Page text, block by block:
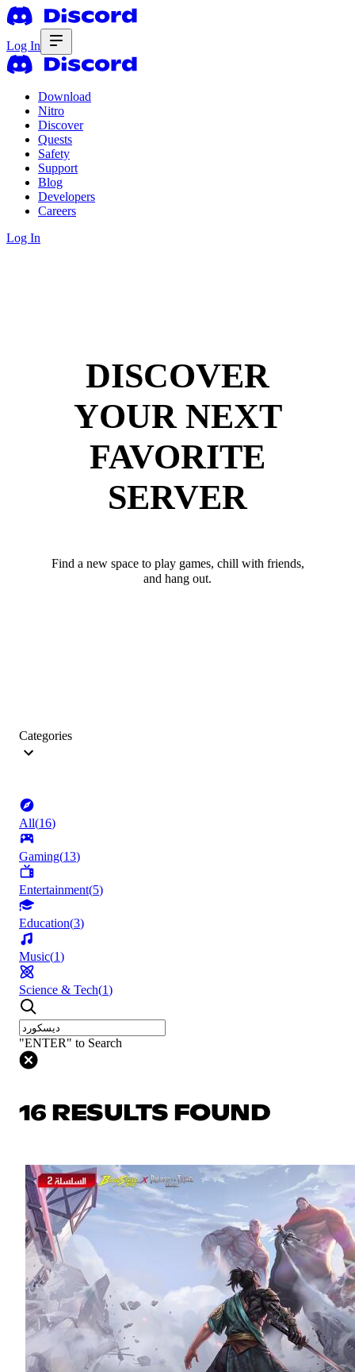
Log In
Download
Nitro
Discover
Quests
Safety
Support
Blog
Developers
Careers
Log In
DISCOVER
YOUR NEXT
FAVORITE
SERVER
Find a new space to play games, chill with friends,
and hang out.
Categories
All(16)
Gaming(13)
Entertainment(5)
Education(3)
Music(1)
Science & Tech(1)
"ENTER" to Search
16 RESULTS FOUND